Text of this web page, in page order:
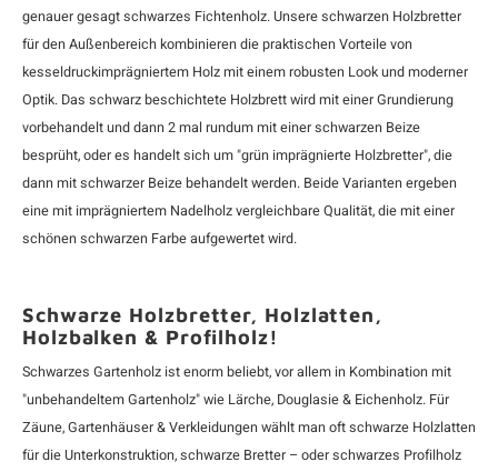
genauer gesagt schwarzes Fichtenholz. Unsere schwarzen Holzbretter
für den Außenbereich kombinieren die praktischen Vorteile von
kesseldruckimprägniertem Holzmit einem robusten Look und moderner
Optik. Das schwarz beschichtete Holzbrett wird mit einer Grundierung
vorbehandelt und dann 2 mal rundum mit einer schwarzen Beize
besprüht, oder es handelt sich um "grün imprägnierte Holzbretter", die
dann mit schwarzer Beize behandelt werden. Beide Varianten ergeben
eine mit imprägniertem Nadelholz vergleichbare Qualität, die mit einer
schönen schwarzen Farbe aufgewertet wird.
Schwarze Holzbretter, Holzlatten,
Holzbalken & Profilholz!
Schwarzes Gartenholz ist enorm beliebt, vor allem in Kombination mit
"unbehandeltem Gartenholz" wie Lärche, Douglasie& Eichenholz. Für
Zäune, Gartenhäuser & Verkleidungen wählt man oftschwarze Holzlatten
für die Unterkonstruktion, schwarze Bretter – oderschwarzes Profilholz